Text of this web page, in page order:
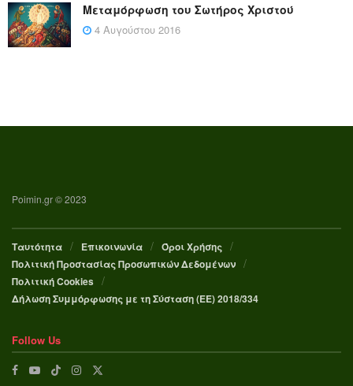
Μεταμόρφωση του Σωτήρος Χριστού
4 Αυγούστου 2016
Poimin.gr © 2023
Ταυτότητα Επικοινωνία
Όροι Χρήσης
Πολιτική Προστασίας Προσωπικών Δεδομένων
Πολιτική Cookies
Δήλωση Συμμόρφωσης με τη Σύσταση (ΕΕ) 2018/334
Follow Us